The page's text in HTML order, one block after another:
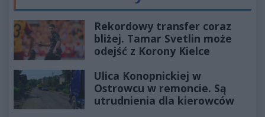
Rekordowy transfer coraz
bliżej. Tamar Svetlin może
odejść z Korony Kielce
Ulica Konopnickiej w
Ostrowcu w remoncie. Są
utrudnienia dla kierowców